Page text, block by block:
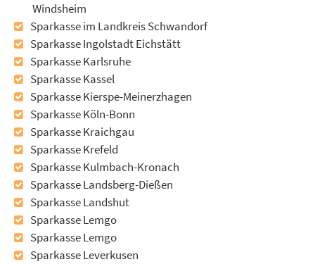
Windsheim
Sparkasse im Landkreis Schwandorf
Sparkasse Ingolstadt Eichstätt
Sparkasse Karlsruhe
Sparkasse Kassel
Sparkasse Kierspe-Meinerzhagen
Sparkasse Köln-Bonn
Sparkasse Kraichgau
Sparkasse Krefeld
Sparkasse Kulmbach-Kronach
Sparkasse Landsberg-Dießen
Sparkasse Landshut
Sparkasse Lemgo
Sparkasse Lemgo
Sparkasse Leverkusen